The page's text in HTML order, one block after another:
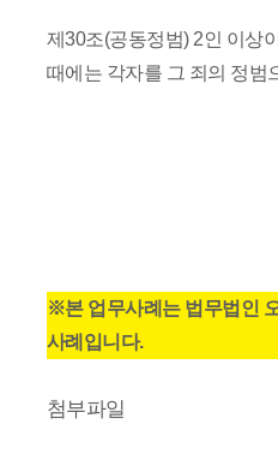
제30조(공동정범) 2인 이상
때에는 각자를 그 죄의 정범
※본 업무사례는 법무법인
사례입니다.
첨부파일